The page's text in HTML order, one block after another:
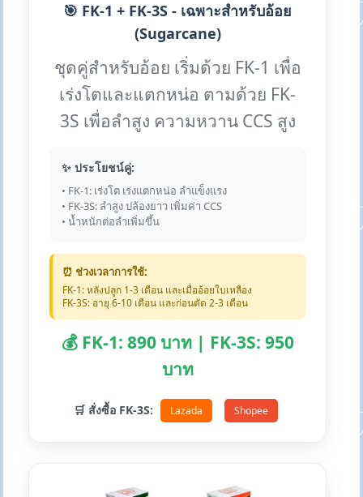
🎯 FK-1 + FK-3S - เฉพาะสำหรับอ้อย
(Sugarcane)
ชุดคู่สำหรับอ้อย เริ่มด้วย FK-1 เพื่อ
เร่งโตและแตกหน่อ ตามด้วย FK-
3S เพื่อลำสูง ความหวาน CCS สูง
✨ ประโยชน์คู่:
• FK-1: เร่งโต เร่งแตกหน่อ ลำแข็งแรง
• FK-3S: ลำสูง ปล้องยาว เพิ่มค่า CCS
• น้ำหนักต่อลำเพิ่มขึ้น
⏰ ช่วงเวลาการใช้:
FK-1: หลังปลูก 1-3 เดือน และเมื่ออ้อยใบเหลือง
FK-3S: อายุ 6-10 เดือน และก่อนตัด 2-3 เดือน
💰 FK-1: 890 บาท | FK-3S: 950
บาท
🛒 สั่งซื้อ FK-3S: Lazada Shopee